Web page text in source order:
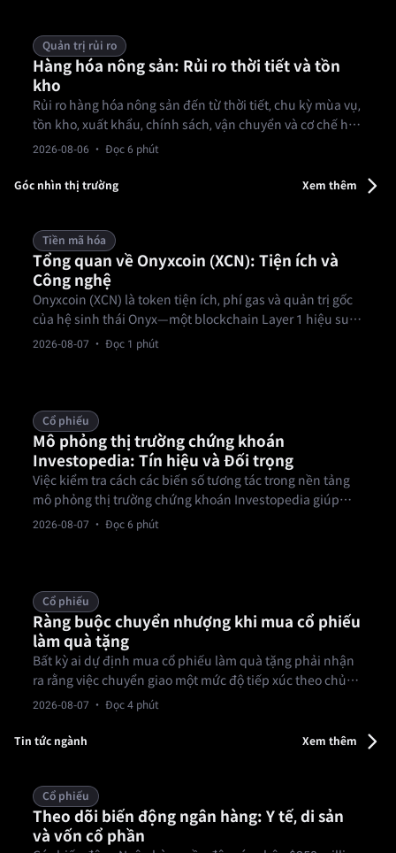
Quản trị rủi ro
Hàng hóa nông sản: Rủi ro thời tiết và tồn
kho
Rủi ro hàng hóa nông sản đến từ thời tiết, chu kỳ mùa vụ,
tồn kho, xuất khẩu, chính sách, vận chuyển và cơ chế hợp
đồng.
2026-08-06 · Đọc 6 phút
Góc nhìn thị trường Xem thêm
Tiền mã hóa
Tổng quan về Onyxcoin (XCN): Tiện ích và
Công nghệ
Onyxcoin (XCN) là token tiện ích, phí gas và quản trị gốc
của hệ sinh thái Onyx—một blockchain Layer 1 hiệu suất
cao được xây dựng cho các khoản thanh toán, tổ chức tài
2026-08-07 · Đọc 1 phút
Cổ phiếu
Mô phỏng thị trường chứng khoán
Investopedia: Tín hiệu và Đối trọng
Việc kiểm tra cách các biến số tương tác trong nền tảng
mô phỏng thị trường chứng khoán Investopedia giúp
hạn chế rủi ro vận hành trong khi vẫn giữ nguyên cơ chế
2026-08-07 · Đọc 6 phút
Cổ phiếu
Ràng buộc chuyển nhượng khi mua cổ phiếu
làm quà tặng
Bất kỳ ai dự định mua cổ phiếu làm quà tặng phải nhận
ra rằng việc chuyển giao một mức độ tiếp xúc theo chủ
đề tập trung sẽ chuyển rủi ro thanh khoản trực tiếp cho
2026-08-07 · Đọc 4 phút
Tin tức ngành Xem thêm
Cổ phiếu
Theo dõi biến động ngân hàng: Y tế, di sản
và vốn cổ phần